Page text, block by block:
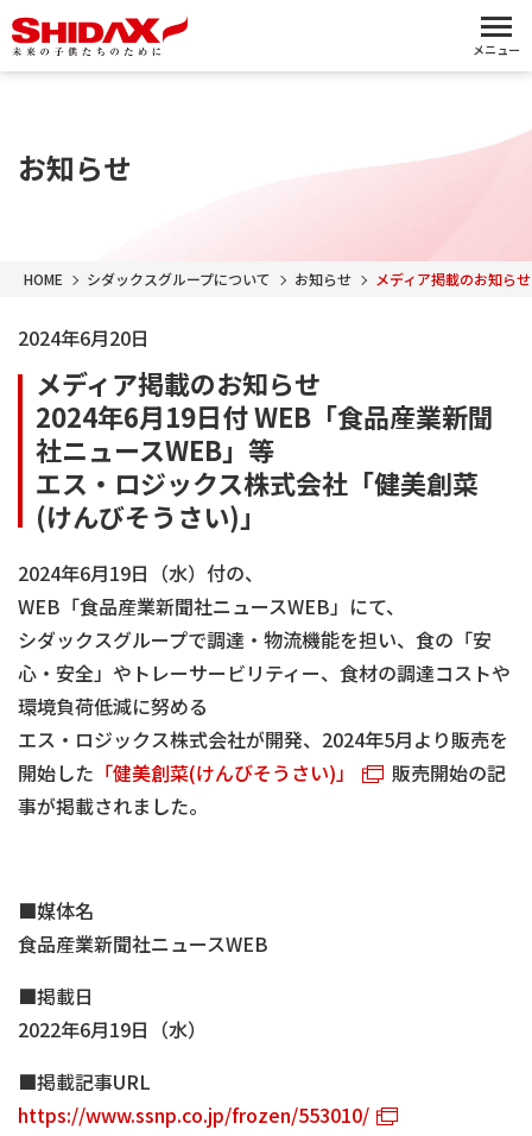
メニュー
お知らせ
HOME シダックスグループについて お知らせ メディア掲載のお知ら
2024年6月20日
メディア掲載のお知らせ
2024年6月19日付 WEB「食品産業新聞
社ニュースWEB」等
エス・ロジックス株式会社「健美創菜
(けんびそうさい)」
2024年6月19日（水）付の、
WEB「食品産業新聞社ニュースWEB」にて、
シダックスグループで調達・物流機能を担い、食の「安
心・安全」やトレーサービリティー、食材の調達コストや
環境負荷低減に努める
エス・ロジックス株式会社が開発、2024年5月より販売を
開始した 「健美創菜(けんびそうさい)」
販売開始の記
事が掲載されました。
■媒体名
食品産業新聞社ニュースWEB
■掲載日
2022年6月19日（水）
■掲載記事URL
https://www.ssnp.co.jp/frozen/553010/